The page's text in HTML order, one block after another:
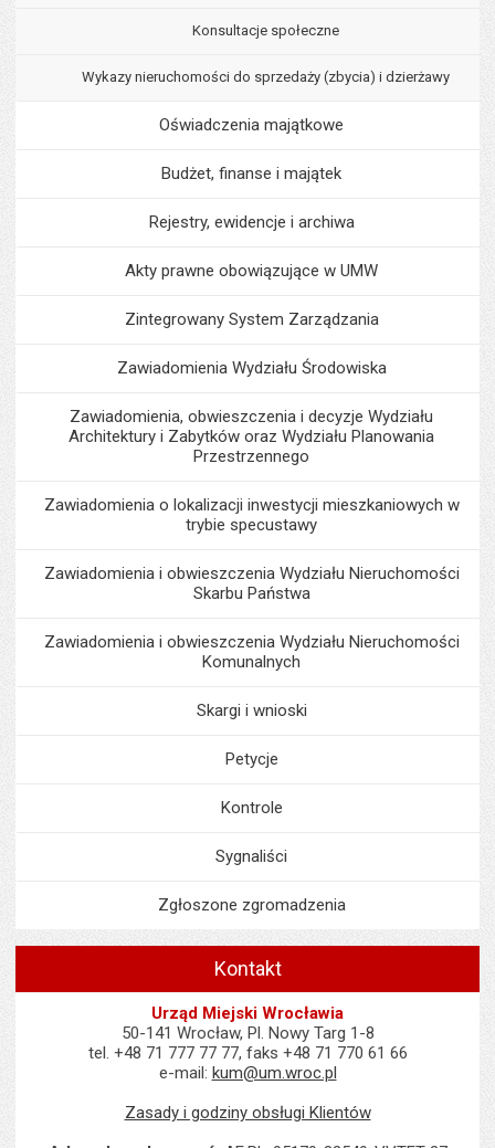
Konsultacje społeczne
Wykazy nieruchomości do sprzedaży (zbycia) i dzierżawy
Oświadczenia majątkowe
Budżet, finanse i majątek
Rejestry, ewidencje i archiwa
Akty prawne obowiązujące w UMW
Zintegrowany System Zarządzania
Zawiadomienia Wydziału Środowiska
Zawiadomienia, obwieszczenia i decyzje Wydziału
Architektury i Zabytków oraz Wydziału Planowania
Przestrzennego
Zawiadomienia o lokalizacji inwestycji mieszkaniowych w
trybie specustawy
Zawiadomienia i obwieszczenia Wydziału Nieruchomości
Skarbu Państwa
Zawiadomienia i obwieszczenia Wydziału Nieruchomości
Komunalnych
Skargi i wnioski
Petycje
Kontrole
Sygnaliści
Zgłoszone zgromadzenia
Kontakt
Urząd Miejski Wrocławia
50-141 Wrocław, Pl. Nowy Targ 1-8
tel. +48 71 777 77 77, faks +48 71 770 61 66
e-mail: kum@um.wroc.pl
Zasady i godziny obsługi Klientów